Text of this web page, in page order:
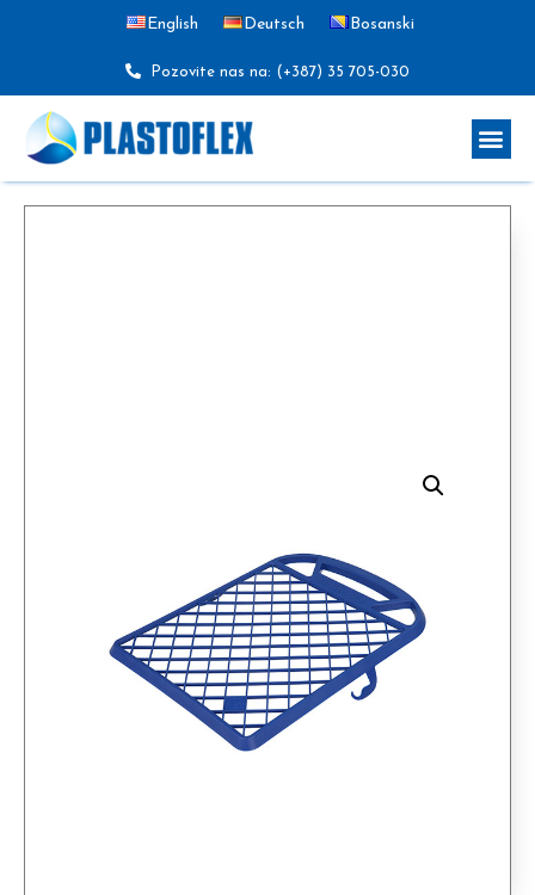
English Deutsch Bosanski
Pozovite nas na: (+387) 35 705-030